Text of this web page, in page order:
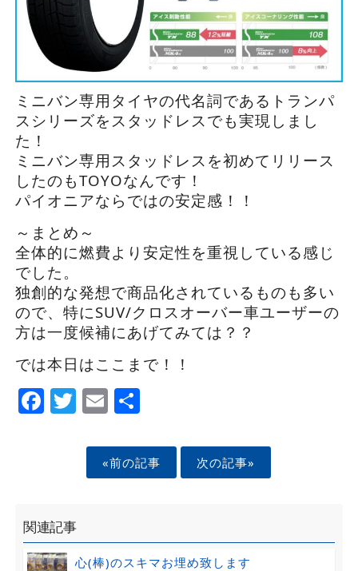
ミニバン専用タイヤの代名詞であるトランパ
スシリーズをスタッドレスでも実現しまし
た！
ミニバン専用スタッドレスを初めてリリース
したのもTOYOなんです！
パイオニアならではの安定感！！
～まとめ～
全体的に燃費より安定性を重視している感じ
でした。
独創的な発想で商品化されているものも多い
ので、特にSUV/クロスオーバー車ユーザーの
方は一度候補にあげてみては？？
では本日はここまで！！
Facebook
Twitter
EmailShare
«前の記事 次の記事»
関連記事
心(棒)のスキマお埋め致します